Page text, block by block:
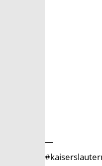
—